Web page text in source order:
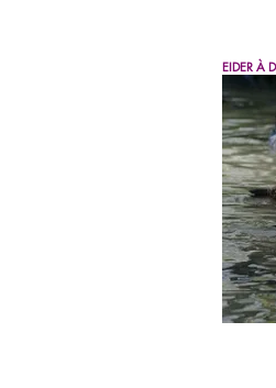
EIDER À